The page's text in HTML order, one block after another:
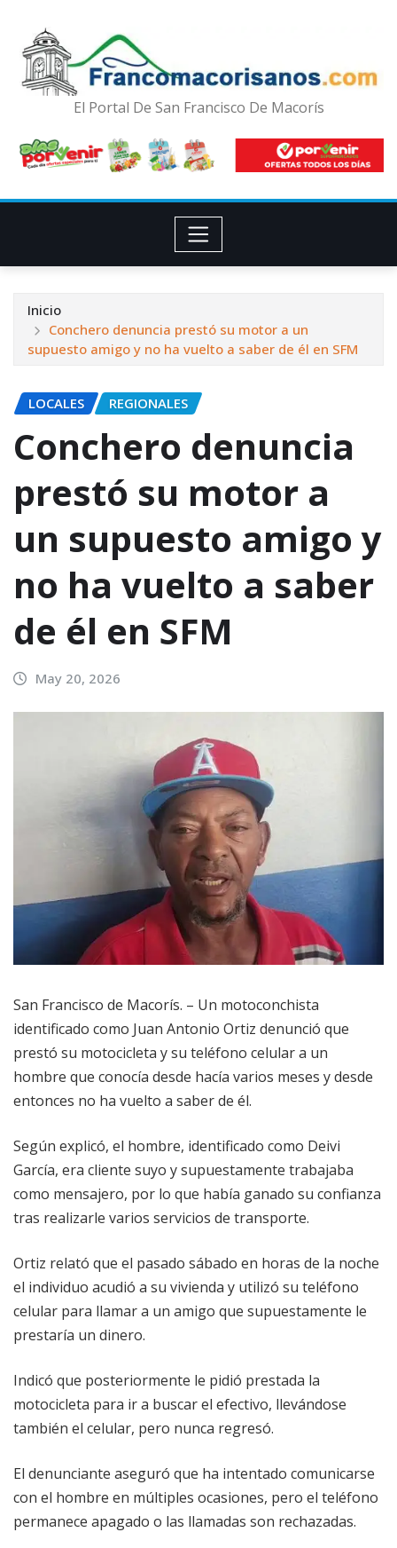
El Portal De San Francisco De Macorís
Inicio
Conchero denuncia prestó su motor a un
supuesto amigo y no ha vuelto a saber de él en SFM
LOCALES REGIONALES
Conchero denuncia
prestó su motor a
un supuesto amigo y
no ha vuelto a saber
de él en SFM
May 20, 2026
San Francisco de Macorís. – Un motoconchista
identificado como Juan Antonio Ortiz denunció que
prestó su motocicleta y su teléfono celular a un
hombre que conocía desde hacía varios meses y desde
entonces no ha vuelto a saber de él.
Según explicó, el hombre, identificado como Deivi
García, era cliente suyo y supuestamente trabajaba
como mensajero, por lo que había ganado su confianza
tras realizarle varios servicios de transporte.
Ortiz relató que el pasado sábado en horas de la noche
el individuo acudió a su vivienda y utilizó su teléfono
celular para llamar a un amigo que supuestamente le
prestaría un dinero.
Indicó que posteriormente le pidió prestada la
motocicleta para ir a buscar el efectivo, llevándose
también el celular, pero nunca regresó.
El denunciante aseguró que ha intentado comunicarse
con el hombre en múltiples ocasiones, pero el teléfono
permanece apagado o las llamadas son rechazadas.